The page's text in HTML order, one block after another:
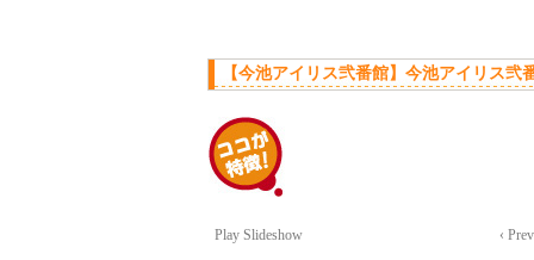
【今池アイリス弐番館】今池アイリス
Play Slideshow ‹